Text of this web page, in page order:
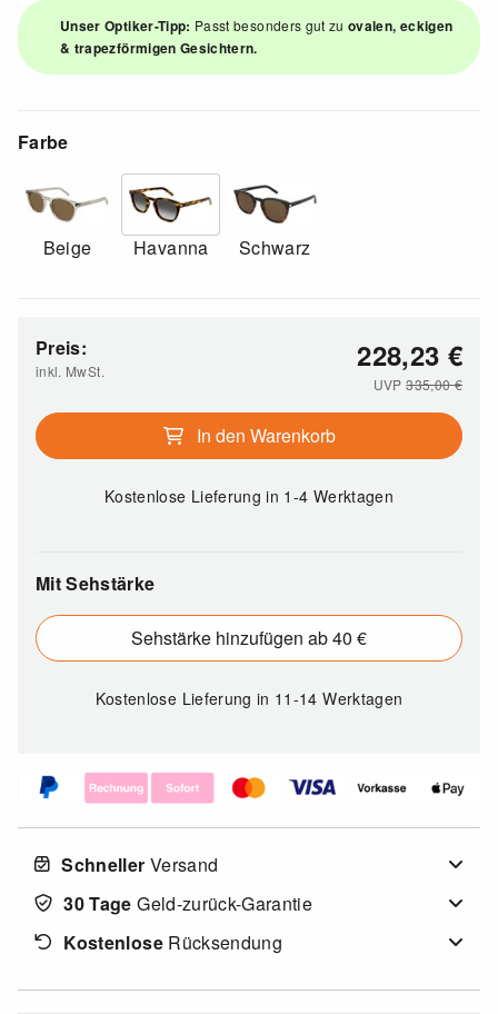
Unser Optiker-Tipp: Passt besonders gut zuovalen, eckigen
& trapezförmigen Gesichtern.
Farbe
Beige Havanna Schwarz
Preis:
inkl. MwSt. 228,23 €
UVP335,00€
In den Warenkorb
Kostenlose Lieferungin 1-4 Werktagen
Mit Sehstärke
Sehstärke hinzufügen ab 40 €
Kostenlose Lieferungin 11-14 Werktagen
Schneller Versand
30 Tage Geld-zurück-Garantie
KostenloseRücksendung